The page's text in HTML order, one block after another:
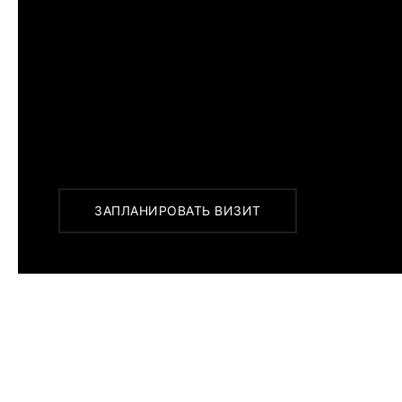
ЗАПЛАНИРОВАТЬ ВИЗИТ